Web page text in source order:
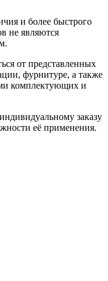
и более быстрого
не являются
от представленных
фурнитуре, а также
комплектующих и
заказу
её применения.